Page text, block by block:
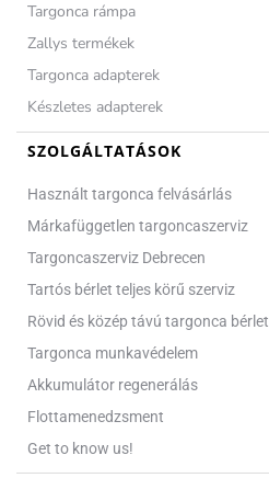
Targonca rámpa
Zallys termékek
Targonca adapterek
Készletes adapterek
SZOLGÁLTATÁSOK
Használt targonca felvásárlás
Márkafüggetlen targoncaszerviz
Targoncaszerviz Debrecen
Tartós bérlet teljes körű szerviz
Rövid és közép távú targonca bérlet
Targonca munkavédelem
Akkumulátor regenerálás
Flottamenedzsment
Get to know us!